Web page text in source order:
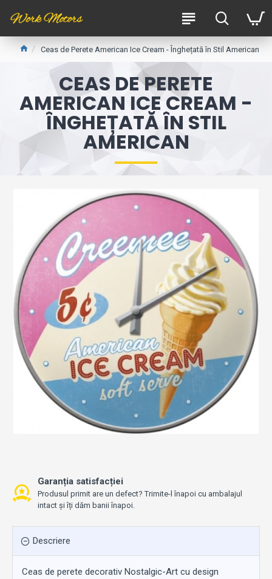
Ceas de Perete American Ice Cream - Înghețată în Stil American
CEAS DE PERETE
AMERICAN ICE CREAM -
ÎNGHEȚATĂ ÎN STIL
AMERICAN
Garanția satisfacției
Produsul primit are un defect? Trimite-l înapoi cu ambalajul
intact și îți dăm banii înapoi.
Descriere
Ceas de perete decorativ Nostalgic-Art cu design